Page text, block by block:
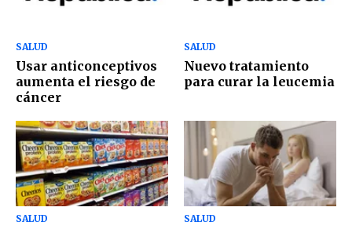
SALUD
Usar anticonceptivos
aumenta el riesgo de
cáncer
SALUD
Nuevo tratamiento
para curar la leucemia
SALUD SALUD